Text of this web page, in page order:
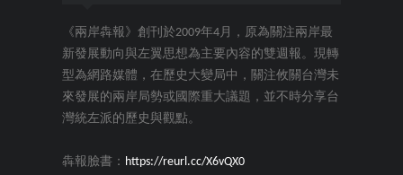
《兩岸犇報》創刊於2009年4月，原為關注兩岸最
新發展動向與左翼思想為主要內容的雙週報。現轉
型為網路媒體，在歷史大變局中，關注攸關台灣未
來發展的兩岸局勢或國際重大議題，並不時分享台
灣統左派的歷史與觀點。
犇報臉書： https://reurl.cc/X6vQX0